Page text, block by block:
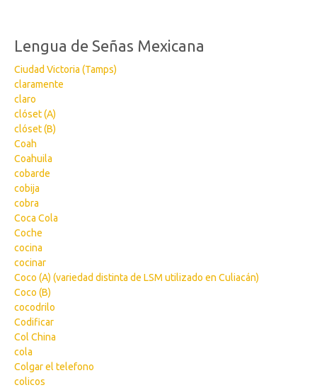
Lengua de Señas Mexicana
Ciudad Victoria (Tamps)
claramente
claro
clóset (A)
clóset (B)
Coah
Coahuila
cobarde
cobija
cobra
Coca Cola
Coche
cocina
cocinar
Coco (A) (variedad distinta de LSM utilizado en Culiacán)
Coco (B)
cocodrilo
Codificar
Col China
cola
Colgar el telefono
colicos